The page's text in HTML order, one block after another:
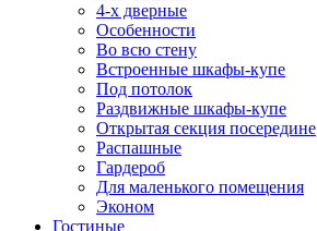
4-х дверные
Особенности
Во всю стену
Встроенные шкафы-купе
Под потолок
Раздвижные шкафы-купе
Открытая секция посередине
Распашные
Гардероб
Для маленького помещения
Эконом
Гостиные